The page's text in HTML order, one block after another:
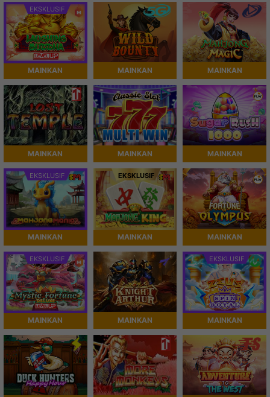
EKSKLUSIF
MAINKAN MAINKAN MAINKAN
MAINKAN MAINKAN MAINKAN
EKSKLUSIF
MAINKAN
EKSKLUSIF
MAINKAN MAINKAN
EKSKLUSIF
MAINKAN MAINKAN
EKSKLUSIF
MAINKAN